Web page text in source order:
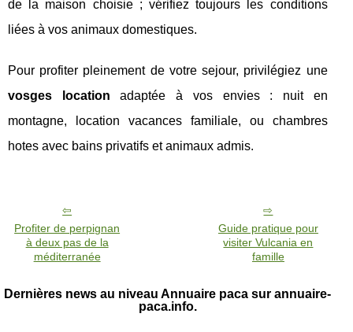
de la maison choisie ; vérifiez toujours les conditions
liées à vos animaux domestiques.
Pour profiter pleinement de votre sejour, privilégiez une
vosges location adaptée à vos envies : nuit en
montagne, location vacances familiale, ou chambres
hotes avec bains privatifs et animaux admis.
Profiter de perpignan
à deux pas de la
méditerranée
Guide pratique pour
visiter Vulcania en
famille
Dernières news au niveau Annuaire paca sur annuaire-
paca.info.